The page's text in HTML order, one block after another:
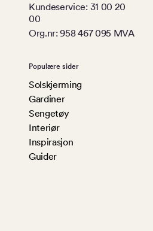
Kundeservice: 31 00 20
00
Org.nr: 958 467 095 MVA
Populære sider
Solskjerming
Gardiner
Sengetøy
Interiør
Inspirasjon
Guider